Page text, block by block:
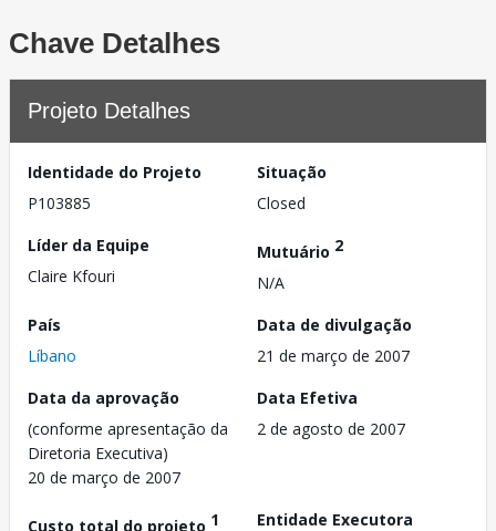
Chave Detalhes
Projeto Detalhes
Identidade do Projeto
P103885
Situação
Closed
Líder da Equipe
Claire Kfouri
Mutuário 2
N/A
País
Líbano
Data de divulgação
21 de março de 2007
Data da aprovação
(conforme apresentação da
Diretoria Executiva)
20 de março de 2007
Data Efetiva
2 de agosto de 2007
Custo total do projeto 1
Entidade Executora